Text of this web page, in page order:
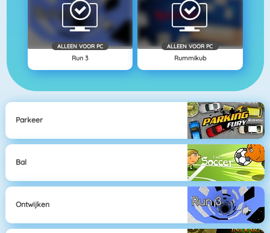
ALLEEN VOOR PC
Run 3
ALLEEN VOOR PC
Rummikub
Parkeer
Bal
Ontwijken